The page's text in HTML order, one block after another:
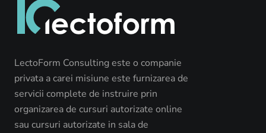
LectoForm Consulting este o companie
privata a carei misiune este furnizarea de
servicii complete de instruire prin
organizarea de cursuri autorizate online
sau cursuri autorizate in sala de